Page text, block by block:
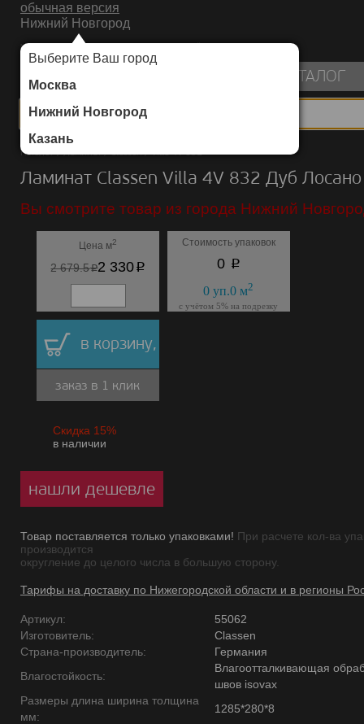
обычная версия
Нижний Новгород
Выберите Ваш город
Москва
Нижний Новгород
Казань
ИНТЕРНЕТ-МАГАЗИН НАПОЛЬНЫХ ПОКРЫТИЙ
КАТАЛОГ
Каталог/Ламинат/Classen/Villa 4V 832
Ламинат Classen Villa 4V 832 Дуб Лосано
Вы смотрите товар из города Нижний
Цена м2
2 679.5p2 330p
Стоимость упаковок
0 p
0 уп.0 м2
с учётом 5% на подрезку
в корзину,
заказ в 1 клик
Скидка 15%
в наличии
нашли дешевле
Товар поставляется только упаковками! При расчете кол-ва
производится
округление до целого числа в большую сторону.
Тарифы на доставку по Нижегородской области и в регионы
Артикул:
55062
Изготовитель:
Classen
Страна-производитель:
Германия
Влагостойкость:
Влагоотталкивающая
швов isovax
Размеры длина ширина толщина
мм:
1285*280*8